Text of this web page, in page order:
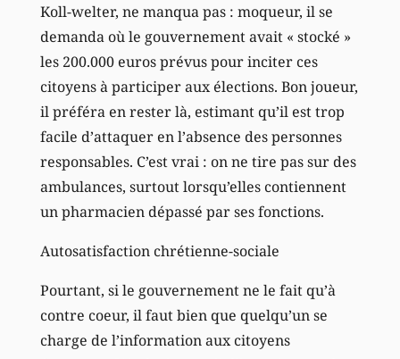
Koll-welter, ne manqua pas : moqueur, il se
demanda où le gouvernement avait « stocké »
les 200.000 euros prévus pour inciter ces
citoyens à participer aux élections. Bon joueur,
il préféra en rester là, estimant qu’il est trop
facile d’attaquer en l’absence des personnes
responsables. C’est vrai : on ne tire pas sur des
ambulances, surtout lorsqu’elles contiennent
un pharmacien dépassé par ses fonctions.
Autosatisfaction chrétienne-sociale
Pourtant, si le gouvernement ne le fait qu’à
contre coeur, il faut bien que quelqu’un se
charge de l’information aux citoyens